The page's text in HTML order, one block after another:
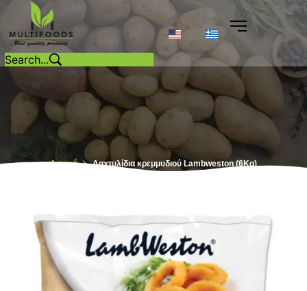
Αρχική Δαχτυλίδια κρεμμυδιού Lambweston (6Kg)